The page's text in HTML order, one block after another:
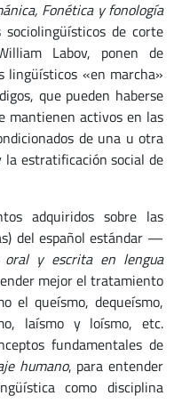
Fonética y fonología
de corte
Labov, ponen de
lingüísticos «en marcha»
que pueden haberse
mantienen activos en las
de una u otra
estratificación social de
adquiridos sobre las
del español estándar —
oral y escrita en lengua
mejor el tratamiento
el queísmo, dequeísmo,
laísmo y loísmo, etc.
fundamentales de
humano, para entender
como disciplina